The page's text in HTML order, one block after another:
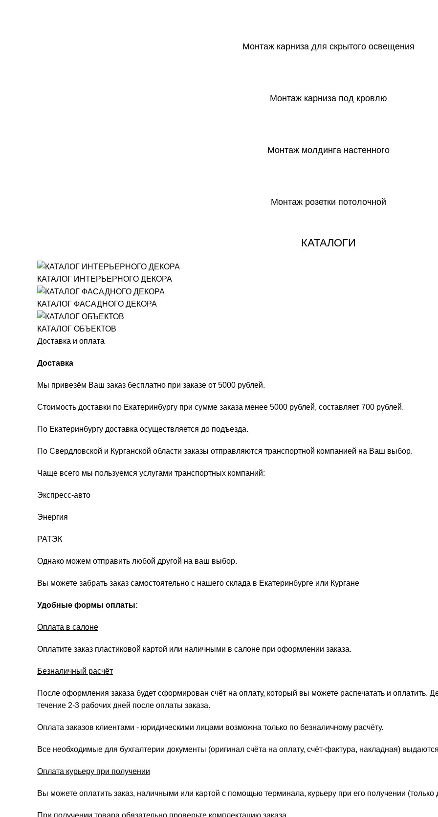
Монтаж карниза для скрытого освещения
Монтаж карниза под кровлю
Монтаж молдинга настенного
Монтаж розетки потолочной
КАТАЛОГИ
КАТАЛОГ ИНТЕРЬЕРНОГО ДЕКОРА
КАТАЛОГ ФАСАДНОГО ДЕКОРА
КАТАЛОГ ОБЪЕКТОВ
Доставка и оплата
Доставка
Мы привезём Ваш заказ бесплатно при заказе от 5000 рублей.
Стоимость доставки по Екатеринбургу при сумме заказа менее 5000 рублей, составляет 700 рублей.
По Екатеринбургу доставка осуществляется до подъезда.
По Свердловской и Курганской области заказы отправляются транспортной компанией на Ваш выбор.
Чаще всего мы пользуемся услугами транспортных компаний:
Экспресс-авто
Энергия
РАТЭК
Однако можем отправить любой другой на ваш выбор.
Вы можете забрать заказ самостоятельно с нашего склада в Екатеринбурге или Кургане
Удобные формы оплаты:
Оплата в салоне
Оплатите заказ пластиковой картой или наличными в салоне при оформлении заказа.
Безналичный расчёт
После оформления заказа будет сформирован счёт на оплату, который вы можете распечатать и оплатить.
течение 2-3 рабочих дней после оплаты заказа.
Оплата заказов клиентами - юридическими лицами возможна только по безналичному расчёту.
Все необходимые для бухгалтерии документы (оригинал счёта на оплату, счёт-фактура, накладная)
Оплата курьеру при получении
Вы можете оплатить заказ, наличными или картой с помощью терминала, курьеру при его получении (только